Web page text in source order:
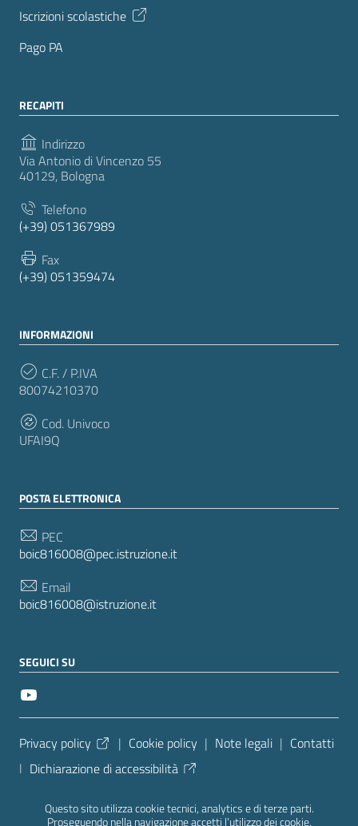
Questo sito utilizza cookie tecnici, analytics e di terze parti.
Proseguendo nella navigazione accetti l’utilizzo dei cookie.
Iscrizioni scolastiche
Pago PA
RECAPITI
Indirizzo
Via Antonio di Vincenzo 55
40129, Bologna
Telefono
(+39) 051367989
Fax
(+39) 051359474
INFORMAZIONI
C.F. / P.IVA
80074210370
Cod. Univoco
UFAI9Q
POSTA ELETTRONICA
PEC
boic816008@pec.istruzione.it
Email
boic816008@istruzione.it
SEGUICI SU
Sezione Link Utili
Privacy policy | Cookie policy | Note legali | Contatti
| Dichiarazione di accessibilità
PA di AgID
| Realizzato con WordPress da